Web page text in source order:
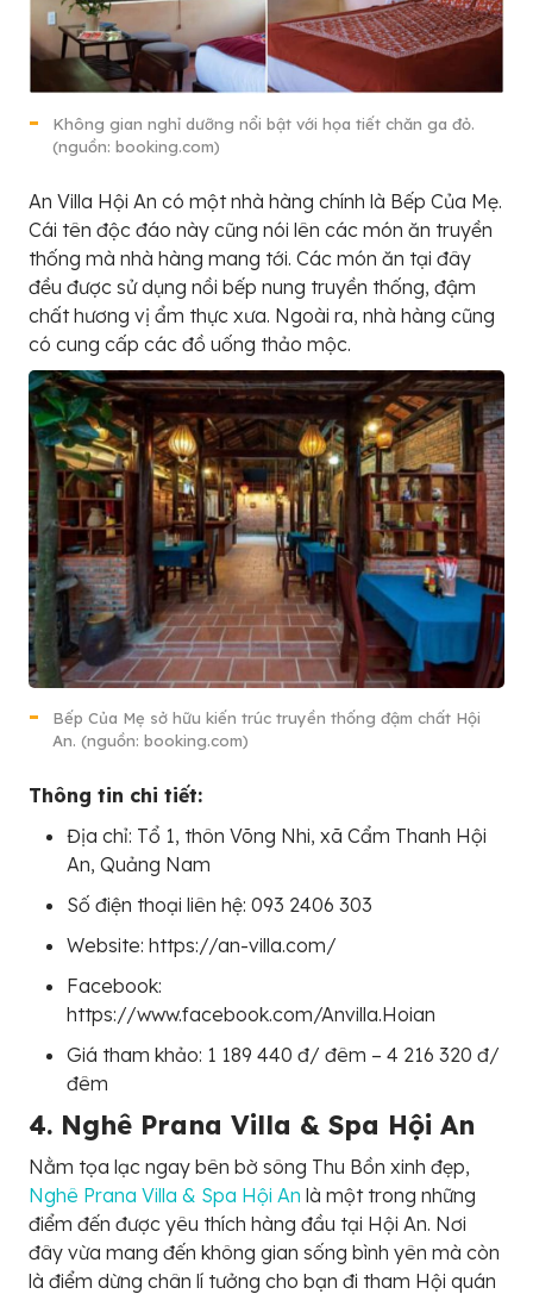
Không gian nghỉ dưỡng nổi bật với họa tiết chăn ga đỏ.
(nguồn: booking.com)
An Villa Hội An có một nhà hàng chính là Bếp Của Mẹ.
Cái tên độc đáo này cũng nói lên các món ăn truyền
thống mà nhà hàng mang tới. Các món ăn tại đây
đều được sử dụng nồi bếp nung truyền thống, đậm
chất hương vị ẩm thực xưa. Ngoài ra, nhà hàng cũng
có cung cấp các đồ uống thảo mộc.
Bếp Của Mẹ sở hữu kiến trúc truyền thống đậm chất Hội
An. (nguồn: booking.com)
Thông tin chi tiết:
Địa chỉ: Tổ 1, thôn Võng Nhi, xã Cẩm Thanh Hội
An, Quảng Nam
Số điện thoại liên hệ: 093 2406 303
Website: https://an-villa.com/
Facebook:
https://www.facebook.com/Anvilla.Hoian
Giá tham khảo: 1 189 440 đ/ đêm – 4 216 320 đ/
đêm
4. Nghê Prana Villa & Spa Hội An
Nằm tọa lạc ngay bên bờ sông Thu Bồn xinh đẹp,
Nghê Prana Villa & Spa Hội An là một trong những
điểm đến được yêu thích hàng đầu tại Hội An. Nơi
đây vừa mang đến không gian sống bình yên mà còn
là điểm dừng chân lí tưởng cho bạn đi tham Hội quán